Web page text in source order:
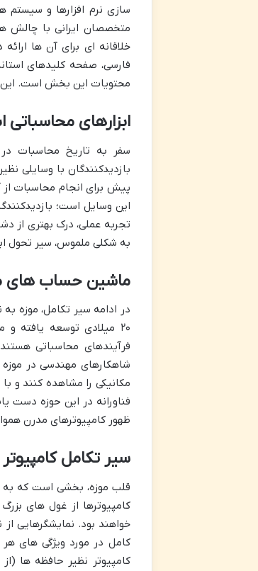
سازی نرم افزارها و
متخصصان ایرانی با چالش
خلاقانه ای برای آن ها
فارسی، صفحه کلیدهای
محتویات این بخش است. این
ابزارهای محاسباتی
سفر به تاریخ محاسبات در
بازدیدکنندگان با وسایلی
پیش برای انجام محاسبات
این وسایل است؛
تجربه عملی، درک بهتری از
به شکلی ملموس، سیر تحول
ماشین حساب های
۲۰ میلادی توسعه یافته
فرآیندهای محاسباتی
شاهکارهای مهندسی در موزه
مکانیکی را مشاهده کنند و
فناورانه در این حوزه دست
ظهور کامپیوترهای مدرن
سیر تکامل کامپیوتر
قلب موزه، بخشی است که به
کامپیوترها از غول های
خواهند بود. نمایشگرهایی
کامل در مورد ویژگی های